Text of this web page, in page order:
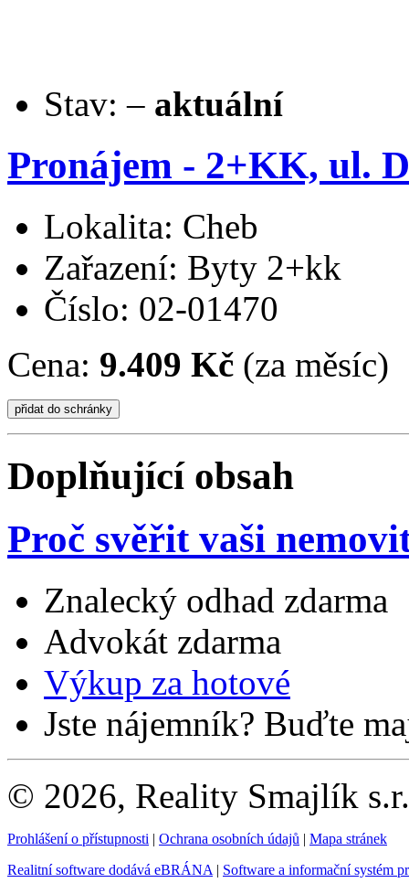
Stav: – aktuální
Pronájem - 2+KK, ul.
Lokalita: Cheb
Zařazení: Byty 2+kk
Číslo: 02-01470
Cena: 9.409 Kč (za měsíc)
Doplňující obsah
Proč svěřit vaši
Znalecký odhad zdarma
Advokát zdarma
Výkup za hotové
Jste nájemník? Buďte
© 2026, Reality Smajlík
Prohlášení o přístupnosti | Ochrana osobních údajů | Mapa stránek
Realitní software dodává eBRÁNA | Software a informační systém